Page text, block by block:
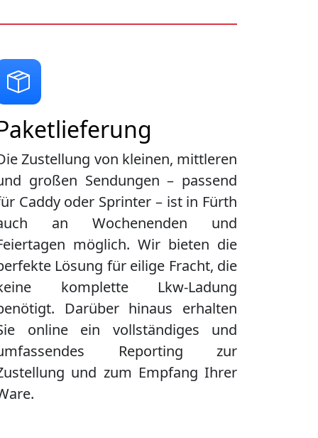
Zustellung von kleinen, mittleren
großen Sendungen – passend
Caddy oder Sprinter – ist in Fürth
an Wochenenden und
möglich. Wir bieten die
Lösung für eilige Fracht, die
komplette Lkw-Ladung
Darüber hinaus erhalten
online ein vollständiges und
Reporting zur
und zum Empfang Ihrer